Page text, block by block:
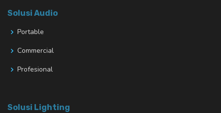
Solusi Audio
Portable
Commercial
Profesional
Solusi Lighting